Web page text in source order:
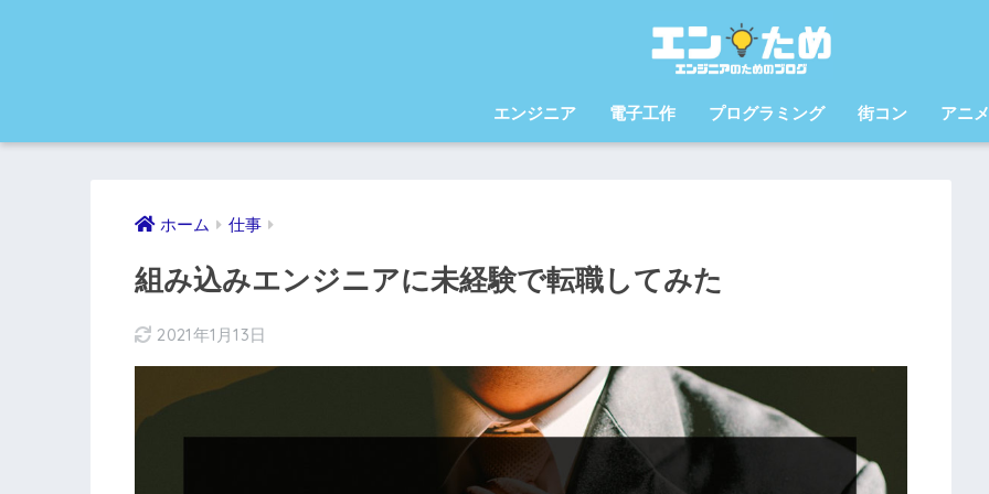
エンジニア 電子工作 プログラミング 街コン アニメ
ホーム 仕事
組み込みエンジニアに未経験で転職してみた
2021年1月13日